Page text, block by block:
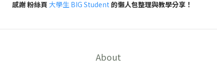
感謝 粉絲頁 大學生 BIG Student 的懶人包整理與教學分享！
About